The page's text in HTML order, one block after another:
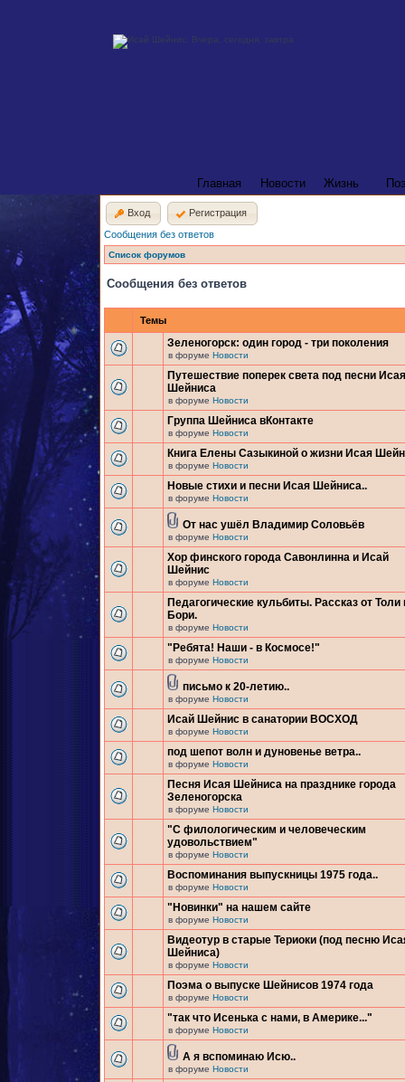
Главная Новости Жизнь
Вход
Регистрация
Сообщения без ответов
Список форумов
Сообщения без ответов
Темы
Зеленогорск: один город - три поколения
в форуме Новости
Путешествие поперек света под песни Исая
Шейниса
в форуме Новости
Группа Шейниса вКонтакте
в форуме Новости
Книга Елены Сазыкиной о жизни Исая
в форуме Новости
Новые стихи и песни Исая Шейниса..
в форуме Новости
От нас ушёл Владимир Соловьёв
в форуме Новости
Хор финского города Савонлинна и Исай
Шейнис
в форуме Новости
Педагогические кульбиты. Рассказ от Толи
Бори.
в форуме Новости
"Ребята! Наши - в Космосе!"
в форуме Новости
письмо к 20-летию..
в форуме Новости
Исай Шейнис в санатории ВОСХОД
в форуме Новости
под шепот волн и дуновенье ветра..
в форуме Новости
Песня Исая Шейниса на празднике города
Зеленогорска
в форуме Новости
"С филологическим и человеческим
удовольствием"
в форуме Новости
Воспоминания выпускницы 1975 года..
в форуме Новости
"Новинки" на нашем сайте
в форуме Новости
Видеотур в старые Териоки (под песню
Шейниса)
в форуме Новости
Поэма о выпуске Шейнисов 1974 года
в форуме Новости
"так что Исенька с нами, в Америке..."
в форуме Новости
А я вспоминаю Исю..
в форуме Новости